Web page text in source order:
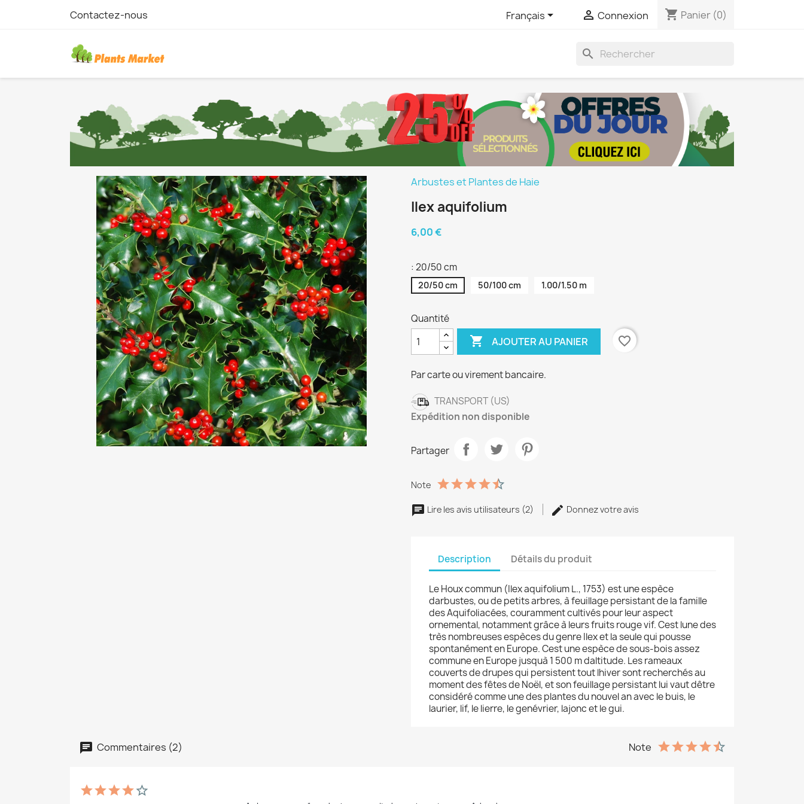
Contactez-nous Français  Connexion shopping_cart Panier (0)
search
Arbustes et Plantes de Haie
Ilex aquifolium
6,00 €
: 20/50 cm
20/50 cm 50/100 cm 1.00/1.50 m
Quantité
 AJOUTER AU PANIER favorite_border
Par carte ou virement bancaire.
TRANSPORT (US)
Expédition non disponible
Partager
Note
Lire les avis utilisateurs (2) Donnez votre avis
Description Détails du produit
Le Houx commun (Ilex aquifolium L., 1753) est une espèce
darbustes, ou de petits arbres, à feuillage persistant de la famille
des Aquifoliacées, couramment cultivés pour leur aspect
ornemental, notamment grâce à leurs fruits rouge vif. Cest lune des
très nombreuses espèces du genre Ilex et la seule qui pousse
spontanément en Europe. Cest une espèce de sous-bois assez
commune en Europe jusquà 1 500 m daltitude. Les rameaux
couverts de drupes qui persistent tout lhiver sont recherchés au
moment des fêtes de Noël, et son feuillage persistant lui vaut dêtre
considéré comme une des plantes du nouvel an avec le buis, le
laurier, lif, le lierre, le genévrier, lajonc et le gui.
Commentaires (2) Note